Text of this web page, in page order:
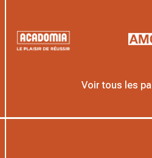
Voir tous les